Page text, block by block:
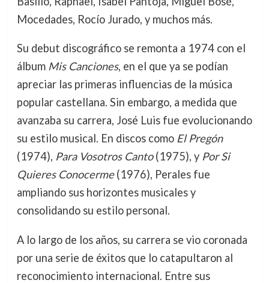
Mocedades, Rocío Jurado, y muchos más.
Su debut discográfico se remonta a 1974 con el
álbum Mis Canciones, en el que ya se podían
apreciar las primeras influencias de la música
popular castellana. Sin embargo, a medida que
avanzaba su carrera, José Luis fue evolucionando
su estilo musical. En discos como El Pregón
(1974), Para Vosotros Canto(1975), y Por Si
Quieres Conocerme(1976), Perales fue
ampliando sus horizontes musicales y
consolidando su estilo personal.
A lo largo de los años, su carrera se vio coronada
por una serie de éxitos que lo catapultaron al
reconocimiento internacional. Entre sus